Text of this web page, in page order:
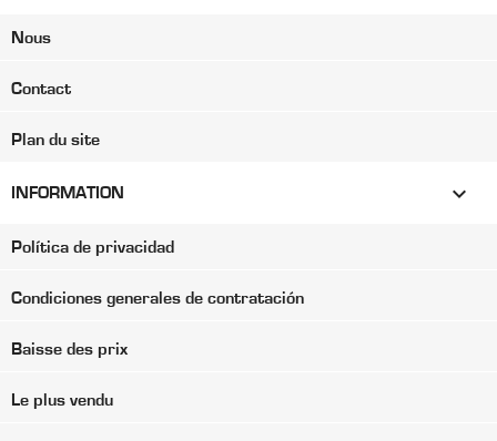
Nous
Contact
Plan du site
INFORMATION 
Política de privacidad
Condiciones generales de contratación
Baisse des prix
Le plus vendu